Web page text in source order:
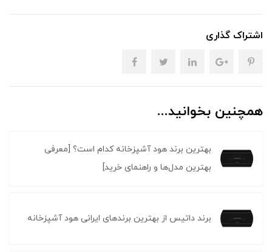
اشتراک گذاری
همچنین بخوانید...
بهترین برند هود آشپزخانه کدام است؟ [معرفی
بهترین مدل‌ها و راهنمای خرید]
برند داتیس از بهترین برندهای ایرانی هود آشپزخانه